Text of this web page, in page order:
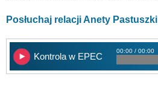
Posłuchaj relacji Anety Pastuszki
Kontrola w EPEC
00:00 / 00:00